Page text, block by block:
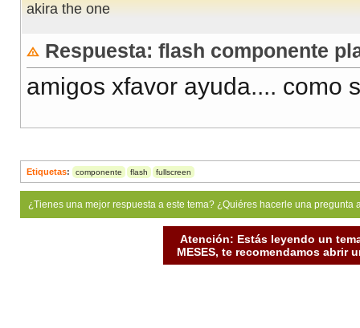
akira the one
Respuesta: flash componente
amigos xfavor ayuda.... como
Etiquetas: componente flash fullscreen
¿Tienes una mejor respuesta a este tema? ¿Quiéres hacerle una
Atención: Estás leyendo un
MESES, te recomendamos abrir